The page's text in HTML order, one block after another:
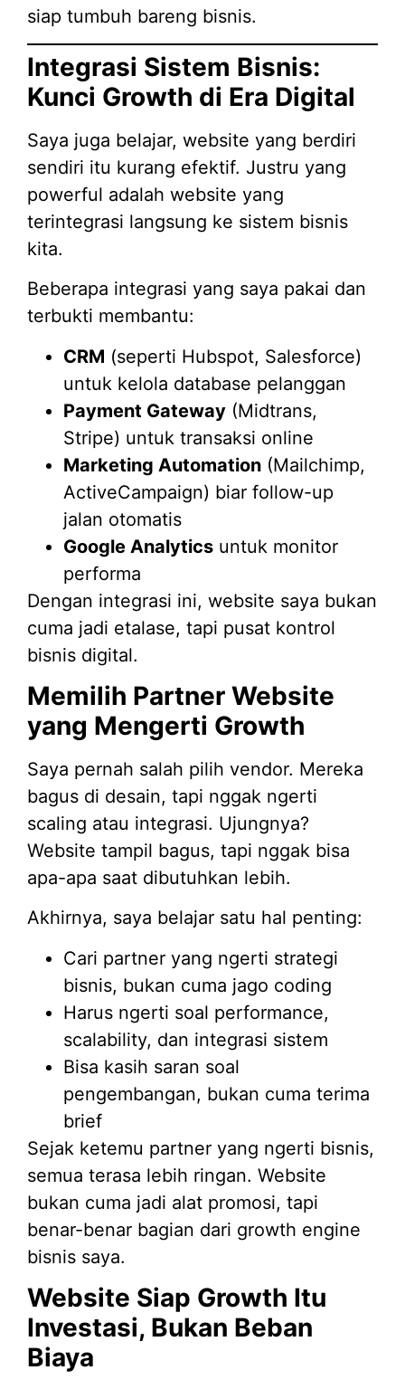
siap tumbuh bareng bisnis.
Integrasi Sistem Bisnis:
Kunci Growth di Era Digital
Saya juga belajar, website yang berdiri
sendiri itu kurang efektif. Justru yang
powerful adalah website yang
terintegrasi langsung ke sistem bisnis
kita.
Beberapa integrasi yang saya pakai dan
terbukti membantu:
CRM (seperti Hubspot, Salesforce)
untuk kelola database pelanggan
Payment Gateway (Midtrans,
Stripe) untuk transaksi online
Marketing Automation (Mailchimp,
ActiveCampaign) biar follow-up
jalan otomatis
Google Analytics untuk monitor
performa
Dengan integrasi ini, website saya bukan
cuma jadi etalase, tapi pusat kontrol
bisnis digital.
Memilih Partner Website
yang Mengerti Growth
Saya pernah salah pilih vendor. Mereka
bagus di desain, tapi nggak ngerti
scaling atau integrasi. Ujungnya?
Website tampil bagus, tapi nggak bisa
apa-apa saat dibutuhkan lebih.
Akhirnya, saya belajar satu hal penting:
Cari partner yang ngerti strategi
bisnis, bukan cuma jago coding
Harus ngerti soal performance,
scalability, dan integrasi sistem
Bisa kasih saran soal
pengembangan, bukan cuma terima
brief
Sejak ketemu partner yang ngerti bisnis,
semua terasa lebih ringan. Website
bukan cuma jadi alat promosi, tapi
benar-benar bagian dari growth engine
bisnis saya.
Website Siap Growth Itu
Investasi, Bukan Beban
Biaya